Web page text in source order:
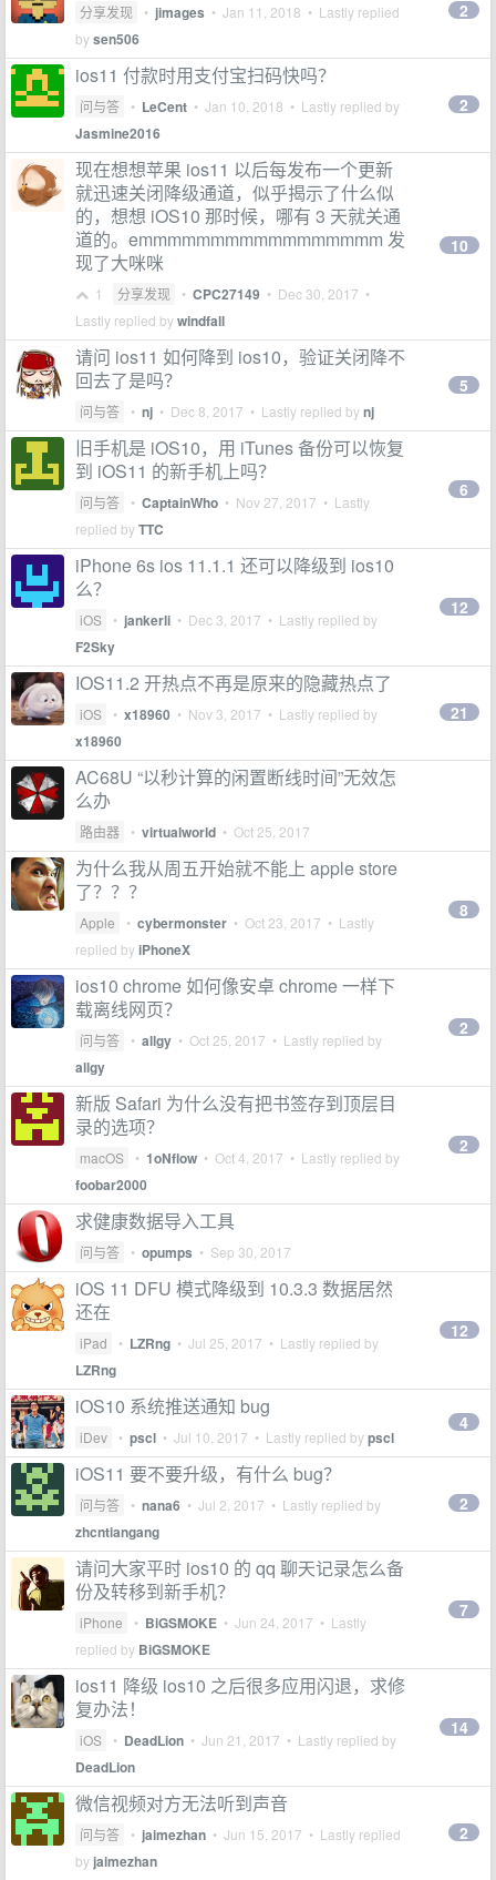
分享发现 • jimages • Jan 11, 2018 • Lastly replied
bysen506
2
ios11 付款时用支付宝扫码快吗？
问与答 • LeCent • Jan 10, 2018 • Lastly replied by
Jasmine2016
2
现在想想苹果 ios11 以后每发布一个更新
就迅速关闭降级通道，似乎揭示了什么似
的，想想 iOS10 那时候，哪有 3 天就关通
道的。emmmmmmmmmmmmmmmmm 发
现了大咪咪
1 分享发现 • CPC27149 • Dec 30, 2017 •
Lastly replied bywindfall
10
请问 ios11 如何降到 ios10，验证关闭降不
回去了是吗？
问与答 • nj • Dec 8, 2017 • Lastly replied bynj
5
旧手机是 iOS10，用 iTunes 备份可以恢复
到 iOS11 的新手机上吗？
问与答 • CaptainWho • Nov 27, 2017 • Lastly
replied byTTC
6
iPhone 6s ios 11.1.1 还可以降级到 ios10
么？
iOS • jankerli • Dec 3, 2017 • Lastly replied by
F2Sky
12
IOS11.2 开热点不再是原来的隐藏热点了
iOS • x18960 • Nov 3, 2017 • Lastly replied by
x18960
21
AC68U “以秒计算的闲置断线时间”无效怎
么办
路由器 • virtualworld • Oct 25, 2017
为什么我从周五开始就不能上 apple store
了？？？
Apple • cybermonster • Oct 23, 2017 • Lastly
replied byiPhoneX
8
ios10 chrome 如何像安卓 chrome 一样下
载离线网页？
问与答 • allgy • Oct 25, 2017 • Lastly replied by
allgy
2
新版 Safari 为什么没有把书签存到顶层目
录的选项？
macOS • 1oNflow • Oct 4, 2017 • Lastly replied by
foobar2000
2
求健康数据导入工具
问与答 • opumps • Sep 30, 2017
iOS 11 DFU 模式降级到 10.3.3 数据居然
还在
iPad • LZRng • Jul 25, 2017 • Lastly replied by
LZRng
12
iOS10 系统推送通知 bug
iDev • pscl • Jul 10, 2017 • Lastly replied bypscl
4
iOS11 要不要升级，有什么 bug？
问与答 • nana6 • Jul 2, 2017 • Lastly replied by
zhcntiangang
2
请问大家平时 ios10 的 qq 聊天记录怎么备
份及转移到新手机？
iPhone • BiGSMOKE • Jun 24, 2017 • Lastly
replied by BiGSMOKE
7
ios11 降级 ios10 之后很多应用闪退，求修
复办法！
iOS • DeadLion • Jun 21, 2017 • Lastly replied by
DeadLion
14
微信视频对方无法听到声音
问与答 • jaimezhan • Jun 15, 2017 • Lastly replied
by jaimezhan
2